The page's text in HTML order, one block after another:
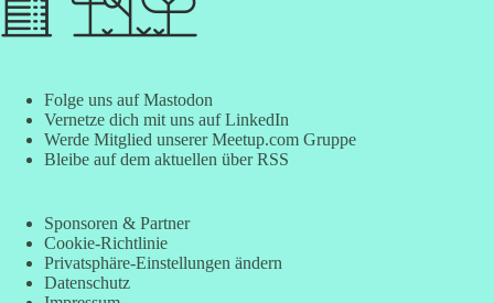
Folge uns auf Mastodon
Vernetze dich mit uns auf LinkedIn
Werde Mitglied unserer Meetup.com Gruppe
Bleibe auf dem aktuellen über RSS
Sponsoren & Partner
Cookie-Richtlinie
Privatsphäre-Einstellungen ändern
Datenschutz